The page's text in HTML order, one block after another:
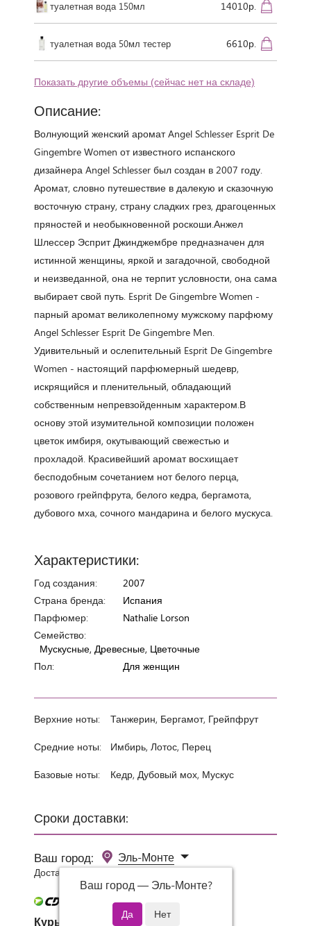
Сроки доставки:
Ваш город:
Эль-Монте
Ваш город — Эль-Монте?
Доставка 0 руб при заказе от 3000 руб.
Курьер СДЭК
туалетная вода 150мл 14010р.
туалетная вода 50мл тестер 6610р.
Показать другие объемы (сейчас нет на складе)
Описание:
Волнующий женский аромат Angel Schlesser Esprit De
Gingembre Women от известного испанского
дизайнера Angel Schlesser был создан в 2007 году.
Аромат, словно путешествие в далекую и сказочную
восточную страну, страну сладких грез, драгоценных
пряностей и необыкновенной роскоши.Анжел
Шлессер Эсприт Джинджембре предназначен для
истинной женщины, яркой и загадочной, свободной
и неизведанной, она не терпит условности, она сама
выбирает свой путь. Esprit De Gingembre Women -
парный аромат великолепному мужскому парфюму
Angel Schlesser Esprit De Gingembre Men.
Удивительный и ослепительный Esprit De Gingembre
Women - настоящий парфюмерный шедевр,
искрящийся и пленительный, обладающий
собственным непревзойденным характером.В
основу этой изумительной композиции положен
цветок имбиря, окутывающий свежестью и
прохладой. Красивейший аромат восхищает
бесподобным сочетанием нот белого перца,
розового грейпфрута, белого кедра, бергамота,
дубового мха, сочного мандарина и белого мускуса.
Характеристики:
Год создания:
2007
Страна бренда:
Испания
Парфюмер:
Nathalie Lorson
Семейство:
Мускусные, Древесные, Цветочные
Пол:
Для женщин
Верхние ноты: Танжерин, Бергамот, Грейпфрут
Средние ноты: Имбирь, Лотос, Перец
Базовые ноты: Кедр, Дубовый мох, Мускус